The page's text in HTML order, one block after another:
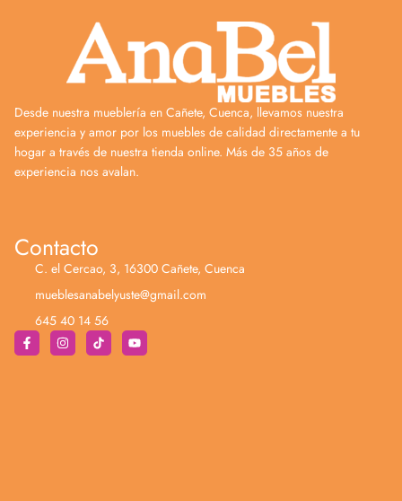
Desde nuestra mueblería en Cañete, Cuenca, llevamos nuestra
experiencia y amor por los muebles de calidad directamente a tu
hogar a través de nuestra tienda online. Más de 35 años de
experiencia nos avalan.
Contacto
C. el Cercao, 3, 16300 Cañete, Cuenca
mueblesanabelyuste@gmail.com
645 40 14 56